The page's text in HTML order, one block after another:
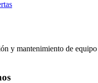
y mantenimiento de